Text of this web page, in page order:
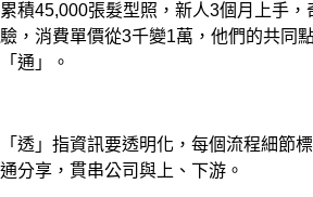
累積45,000張髮型照，新人3個月上手
驗，消費單價從3千變1萬，他們的共同
「通」。
「透」指資訊要透明化，每個流程細節
通分享，貫串公司與上、下游。